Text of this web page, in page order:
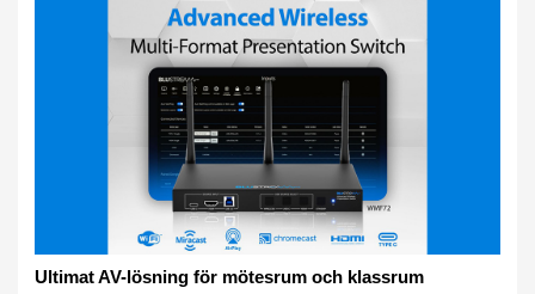
Ultimat AV-lösning för mötesrum och klassrum